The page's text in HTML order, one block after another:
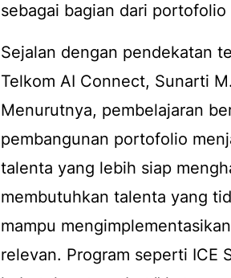
sebagai bagian dari portofolio
Sejalan dengan pendekatan
Telkom AI Connect, Sunarti
Menurutnya, pembelajaran
pembangunan portofolio
talenta yang lebih siap
membutuhkan talenta yang
mampu
relevan. Program seperti ICE